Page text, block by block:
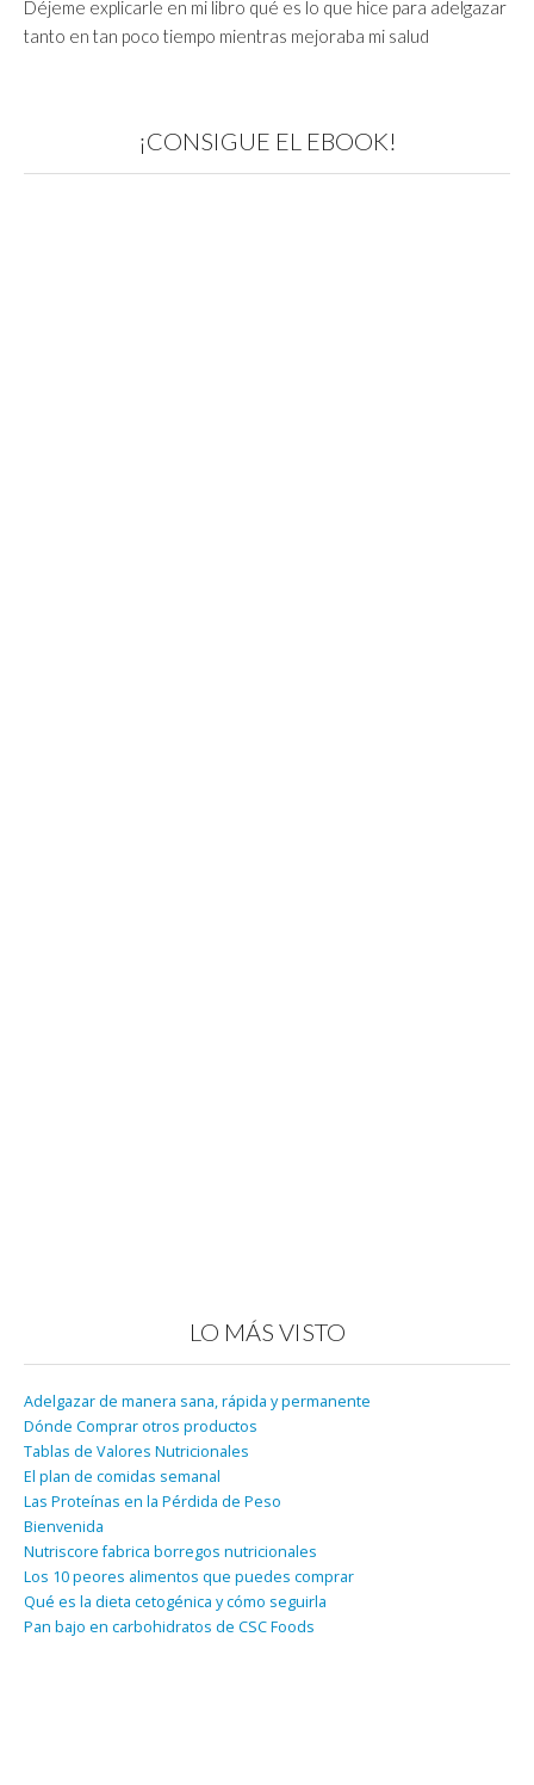
Déjeme explicarle en mi libro qué es lo que hice para adelgazar
tanto en tan poco tiempo mientras mejoraba mi salud
¡CONSIGUE EL EBOOK!
LO MÁS VISTO
Adelgazar de manera sana, rápida y permanente
Dónde Comprar otros productos
Tablas de Valores Nutricionales
El plan de comidas semanal
Las Proteínas en la Pérdida de Peso
Bienvenida
Nutriscore fabrica borregos nutricionales
Los 10 peores alimentos que puedes comprar
Qué es la dieta cetogénica y cómo seguirla
Pan bajo en carbohidratos de CSC Foods